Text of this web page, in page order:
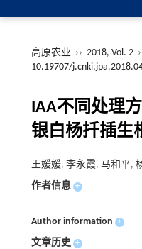
高原农业 ›› 2018, Vol. 2
10.19707/
IAA不同处理
银白杨扦插生
王媛媛, 李永霞, 马和平,
作者信息 +
Author information +
文章历史 +